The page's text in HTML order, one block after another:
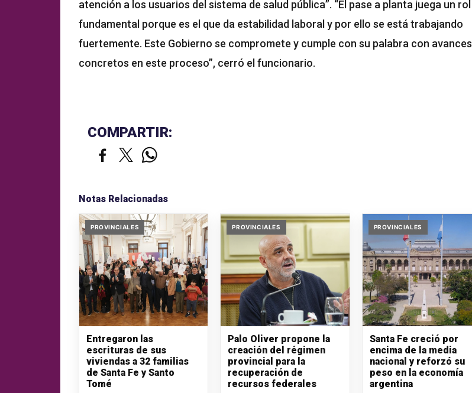
atención a los usuarios del sistema de salud pública”. “El pase a planta juega un rol
fundamental porque es el que da estabilidad laboral y por ello se está trabajando
fuertemente. Este Gobierno se compromete y cumple con su palabra con avances
concretos en este proceso”, cerró el funcionario.
COMPARTIR:
Notas Relacionadas
PROVINCIALES
Entregaron las
escrituras de sus
viviendas a 32 familias
de Santa Fe y Santo
Tomé
PROVINCIALES
Palo Oliver propone la
creación del régimen
provincial para la
recuperación de
recursos federales
PROVINCIALES
Santa Fe creció por
encima de la media
nacional y reforzó su
peso en la economía
argentina